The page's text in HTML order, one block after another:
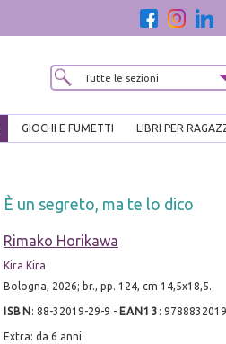
GIOCHI E FUMETTI LIBRI PER
È un segreto, ma te lo dico
Rimako Horikawa
Kira Kira
Bologna, 2026; br., pp. 124, cm 14,5x18,5.
ISBN : 88-32019-29-9 - EAN13 :
Extra: da 6 anni